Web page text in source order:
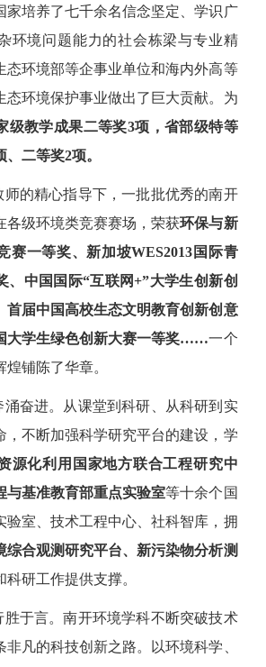
家培养了七千余名信念坚定、学识广
环境问题能力的社会栋梁与专业精
态环境部等企事业单位和海内外高等
态环境保护事业做出了巨大贡献。为
级教学成果二等奖3项，省部级特等
、二等奖2项。
师的精心指导下，一批批优秀的南开
各级环境类竞赛赛场，荣获环保与新
赛一等奖、新加坡WES2013 国际青
、中国国际“互联网+”大学生创新创
首届中国高校生态文明教育创新创意
大学生绿色创新大赛一等奖……一个
铺陈了华章。
涌奋进。从课堂到科研、从科研到实
，不断加强科学研究平台的建设，学
源化利用国家地方联合工程研究中
与基准教育部重点实验室等十余个国
验室、技术工程中心、社科智库，拥
综合观测研究平台、新污染物分析测
科研工作提供支撑。
胜于言。南开环境学科不断突破技术
凡的科技创新之路。以环境科学、